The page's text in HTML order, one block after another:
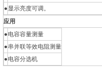
●显示亮度可调。
应用
●电容容量测量
●串并联等效电阻测量
●电容分选机